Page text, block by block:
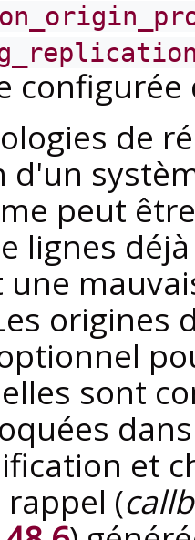
de
d'un
peut
lignes
une
origines
sont
et
(